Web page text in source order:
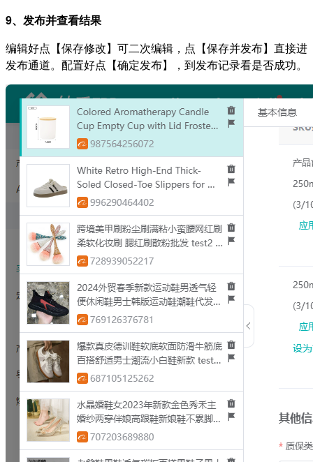
9、发布并查看结果
编辑好点【保存修改】可二次编辑，点【保存并发布】直接进
发布通道。配置好点【确定发布】，到发布记录看是否成功。